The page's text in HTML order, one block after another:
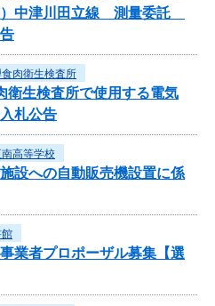
）中津川田立線 測量委託
肉衛生検査所
衛生検査所で使用する電気
札公告
南高等学校
設への自動販売機設置に係
館
業者プロポーザル募集【選